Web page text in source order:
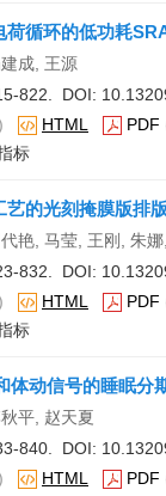
荷循环的低功耗
成, 王源
822. DOI:
HTML PDF
标
艺的光刻掩膜版排
艳, 马莹, 王刚, 朱
832. DOI:
HTML PDF
标
体动信号的睡眠分
平, 赵天夏
840. DOI:
HTML PDF